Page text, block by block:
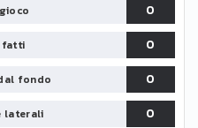
0
fatti
0
fondo
0
laterali
0